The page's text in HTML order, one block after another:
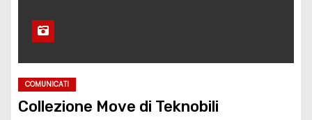
COMUNICATI
Collezione Move di Teknobili